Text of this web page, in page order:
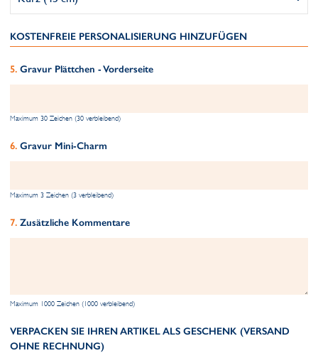
KOSTENFREIE PERSONALISIERUNG HINZUFÜGEN
Gravur Plättchen - Vorderseite
Maximum 30 Zeichen (30 verbleibend)
Gravur Mini-Charm
Maximum 3 Zeichen (3 verbleibend)
Zusätzliche Kommentare
Maximum 1000 Zeichen (1000 verbleibend)
VERPACKEN SIE IHREN ARTIKEL ALS GESCHENK (VERSAND
OHNE RECHNUNG)